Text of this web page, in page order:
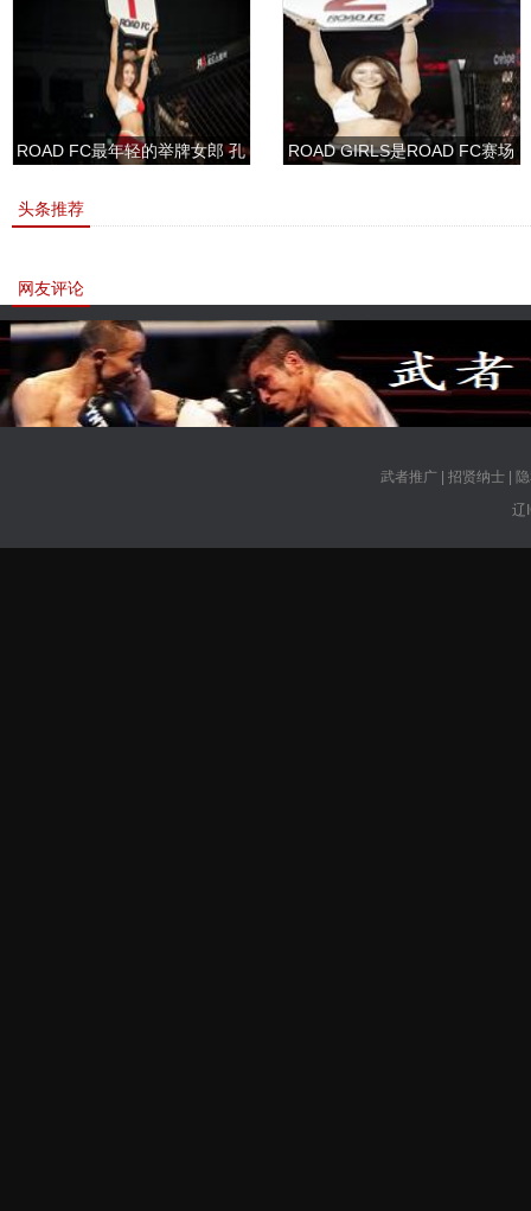
ROAD FC最年轻的举牌女郎 孔
ROAD GIRLS是ROAD FC赛场
头条推荐
网友评论
武者推广| 招贤纳士|
辽